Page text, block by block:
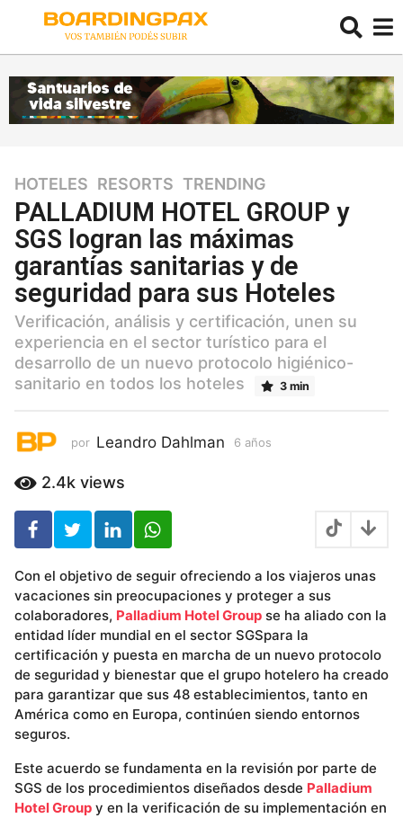
6
a
ñ
o
s
6
a
ñ
o
s
HOTELES ,RESORTS ,TRENDING
PALLADIUM HOTEL GROUP y
SGS logran las máximas
garantías sanitarias y de
seguridad para sus Hoteles
Verificación, análisis y certificación, unen su
experiencia en el sector turístico para el
desarrollo de un nuevo protocolo higiénico-
sanitario en todos los hoteles
3 min
por Leandro Dahlman 6 años
2.4k views
Con el objetivo de seguir ofreciendo a los viajeros unas
vacaciones sin preocupaciones y proteger a sus
colaboradores, Palladium Hotel Group se ha aliado con la
entidad líder mundial en el sector SGSpara la
certificación y puesta en marcha de un nuevo protocolo
de seguridad y bienestar que el grupo hotelero ha creado
para garantizar que sus 48 establecimientos, tanto en
América como en Europa, continúen siendo entornos
seguros.
Este acuerdo se fundamenta en la revisión por parte de
SGS de los procedimientos diseñados desde Palladium
Hotel Group y en la verificación de su implementación en